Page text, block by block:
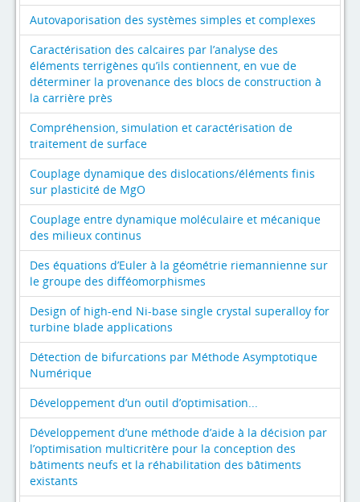
Autovaporisation des systèmes simples et complexes
Caractérisation des calcaires par l’analyse des
éléments terrigènes qu’ils contiennent, en vue de
déterminer la provenance des blocs de construction à
la carrière près
Compréhension, simulation et caractérisation de
traitement de surface
Couplage dynamique des dislocations/éléments finis
sur plasticité de MgO
Couplage entre dynamique moléculaire et mécanique
des milieux continus
Des équations d’Euler à la géométrie riemannienne sur
le groupe des difféomorphismes
Design of high-end Ni-base single crystal superalloy for
turbine blade applications
Détection de bifurcations par Méthode Asymptotique
Numérique
Développement d’un outil d’optimisation...
Développement d’une méthode d’aide à la décision par
l’optimisation multicritère pour la conception des
bâtiments neufs et la réhabilitation des bâtiments
existants